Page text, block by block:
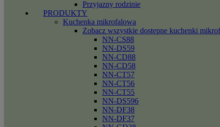
Przyjazny rodzinie
PRODUKTY
Kuchenka mikrofalowa
Zobacz wszystkie dostępne kuchenki
NN-CS88
NN-DS59
NN-CD88
NN-CD58
NN-CT57
NN-CT56
NN-CT55
NN-DS596
NN-DF38
NN-DF37